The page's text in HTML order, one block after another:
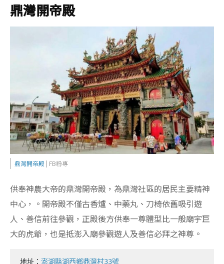
鼎灣開帝殿
鼎灣開帝殿 | FB粉專
供奉神農大帝的鼎灣開帝殿，為鼎灣社區的居民主要精神
中心，。開帝殿不僅古香爐、中藥丸、刀椅依舊吸引遊
人、善信前往參觀，正殿後方供奉一尊體型比一般廟宇巨
大的虎爺，也是抵澎入廟參觀遊人及善信必拜之神尊。
地址： 澎湖縣湖西鄉鼎灣村33號